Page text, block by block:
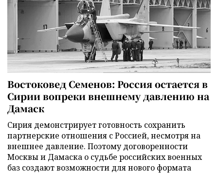
Востоковед Семенов: Россия остается в
Сирии вопреки внешнему давлению на
Дамаск
Сирия демонстрирует готовность сохранить
партнерские отношения с Россией, несмотря на
внешнее давление. Поэтому договоренности
Москвы и Дамаска о судьбе российских военных
баз создают возможности для нового формата